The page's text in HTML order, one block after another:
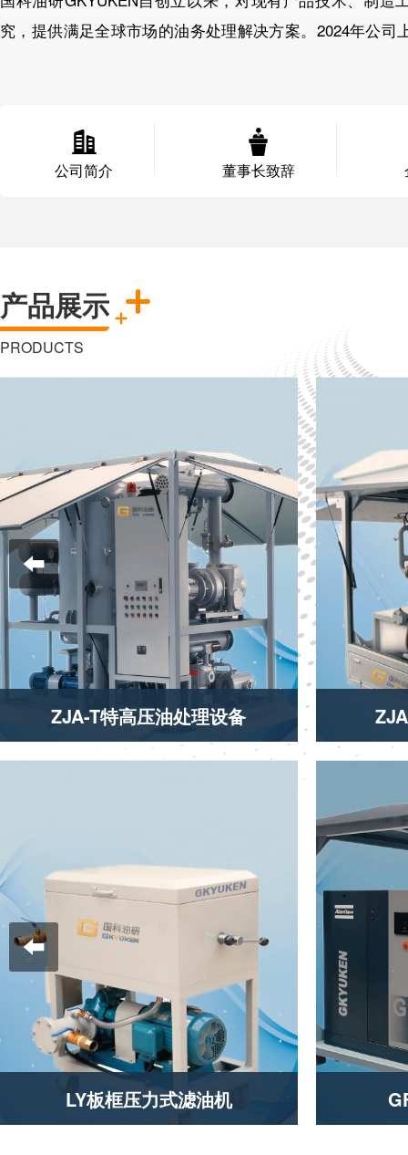
究，提供满足全球市场的油务处理解决方案。2024年公司
公司简介 董事长致辞
产品展示
PRODUCTS
ZJA-T特高压油处理设备
特高压电网被称为“电力高速公
KV、1000KV交流电网，±660K
V、±800KV、±1100kV直流电
网，本机具有很强的真空脱气能
力、油水分离能力、颗粒净化能力
该产品
装和
理、变
燥。
比，且
LY板框压力式滤油机
用于电厂、电站、工矿企业变电
本装置